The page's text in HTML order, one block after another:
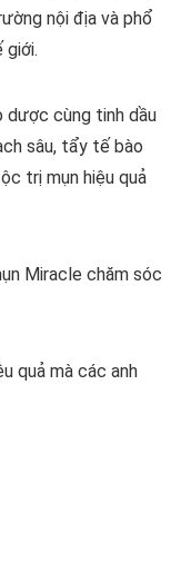
nội địa và phổ
giới.
cùng tinh dầu
sâu, tẩy tế bào
trị mụn hiệu quả
Miracle chăm sóc
quả mà các anh